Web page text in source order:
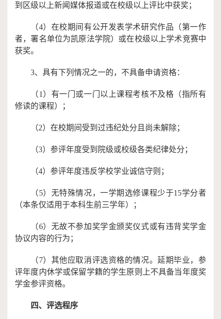
到区级以上新闻媒体报道或在校级以上评比中获奖；
（4）在校期间有公开发表学术研究作品（第一作
者，署名单位为凯原法学院）或在校级以上学术竞赛中
获奖。
3、具有下列情况之一的，不具备申请资格：
（1 ） 有一门或一门以上课程考核不及格（指所有
修读的课程）；
（2） 在校期间受到过违纪处分且尚未解除；
（3） 参评年度受到院级或校级各类纪律处分；
（4） 参评年度违反学校学业诚信守则；
（5） 无特殊情况，一学期选修课程少于15学分者
（本条仅适用于本科生前三学年）；
（6） 无故不参加奖学金颁奖仪式或有违背奖学金
协议内容的行为；
（7） 其他应取消评选资格的情况。延期毕业，参
评年度内休学或保留学籍的学生原则上不具备当年度奖
学金参评资格。
四、评选程序